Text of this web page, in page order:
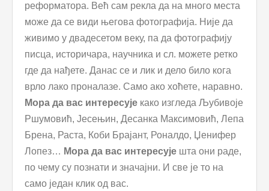
реформатора. Већ сам рекла да на много места
може да се види његова фотографија. Није да
живимо у двадесетом веку, па да фотографију
писца, историчара, научника и сл. можете ретко
где да нађете. Данас се и лик и дело било кога
врло лако проналазе. Само ако хоћете, наравно.
Мора да вас интересује како изгледа Љубивоје
Ршумовић, Јесењин, Десанка Максимовић, Лепа
Брена, Раста, Коби Брајант, Роналдо, Џенифер
Лопез… Мора да вас интересује шта они раде,
по чему су познати и значајни. И све је то на
само један клик од вас.